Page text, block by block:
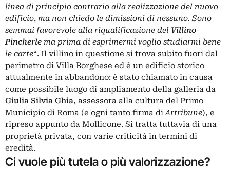
linea di principio contrario alla realizzazione del nuovo
edificio, ma non chiedo le dimissioni di nessuno. Sono
semmai favorevole alla riqualificazione del Villino
Pincherle ma prima di esprimermi voglio studiarmi bene
le carte“. Il villino in questione si trova subito fuori dal
perimetro di Villa Borghese ed è un edificio storico
attualmente in abbandono: è stato chiamato in causa
come possibile luogo di ampliamento della galleria da
Giulia Silvia Ghia, assessora alla cultura del Primo
Municipio di Roma (e ogni tanto firma diArtribune), e
ripreso appunto da Mollicone. Si tratta tuttavia di una
proprietà privata, con varie criticità in termini di
eredità.
Ci vuole più tutela o più valorizzazione?